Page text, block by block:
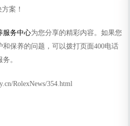
案！
服务中心为您分享的精彩内容。如果您
保养的问题，可以拨打页面400电话
。
RolexNews/354.html